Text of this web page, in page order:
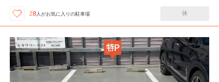
28 人がお気に入りの駐車場 休